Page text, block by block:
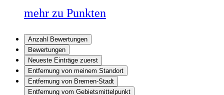
mehr zu Punkten
Anzahl Bewertungen
Bewertungen
Neueste Einträge zuerst
Entfernung von meinem Standort
Entfernung von Bremen-Stadt
Entfernung vom Gebietsmittelpunkt